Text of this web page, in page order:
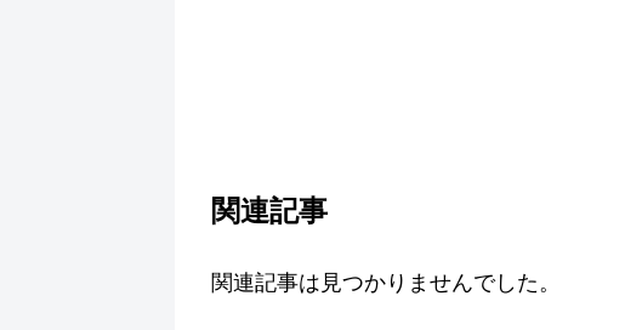
関連記事
関連記事は見つかりませんでした。